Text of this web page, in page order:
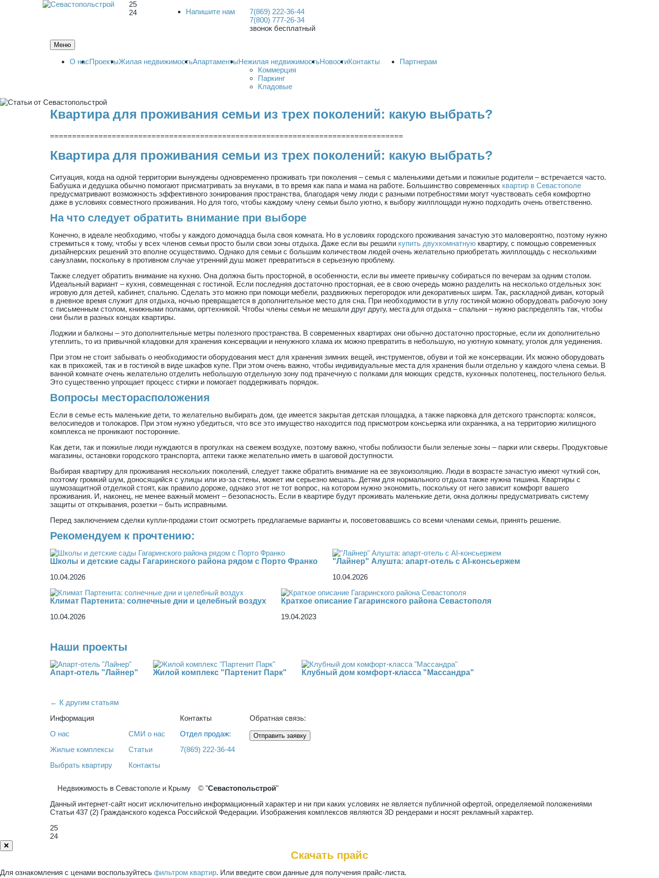
25
24
Напишите нам
7(869) 222-36-44
7(800) 777-26-34
звонок бесплатный
Меню
О насПроектыЖилая недвижимостьАпартаментыНежилая недвижимость
Коммерция
Паркинг
Кладовые
НовостиКонтакты Партнерам
Квартира для проживания семьи из трех поколений: какую выбрать?
================================================================================
Квартира для проживания семьи из трех поколений: какую выбрать?
Ситуация, когда на одной территории вынуждены одновременно проживать три поколения – семья с маленькими детьми и пожилые родители – встречается часто.
Бабушка и дедушка обычно помогают присматривать за внуками, в то время как папа и мама на работе. Большинство современных квартир в Севастополе
предусматривают возможность эффективного зонирования пространства, благодаря чему люди с разными потребностями могут чувствовать себя комфортно
даже в условиях совместного проживания. Но для того, чтобы каждому члену семьи было уютно, к выбору жилплощади нужно подходить очень ответственно.
На что следует обратить внимание при выборе
Конечно, в идеале необходимо, чтобы у каждого домочадца была своя комната. Но в условиях городского проживания зачастую это маловероятно, поэтому нужно
стремиться к тому, чтобы у всех членов семьи просто были свои зоны отдыха. Даже если вы решили купить двухкомнатную квартиру, с помощью современных
дизайнерских решений это вполне осуществимо. Однако для семьи с большим количеством людей очень желательно приобретать жилплощадь с несколькими
санузлами, поскольку в противном случае утренний душ может превратиться в серьезную проблему.
Также следует обратить внимание на кухню. Она должна быть просторной, в особенности, если вы имеете привычку собираться по вечерам за одним столом.
Идеальный вариант – кухня, совмещенная с гостиной. Если последняя достаточно просторная, ее в свою очередь можно разделить на несколько отдельных зон:
игровую для детей, кабинет, спальню. Сделать это можно при помощи мебели, раздвижных перегородок или декоративных ширм. Так, раскладной диван, который
в дневное время служит для отдыха, ночью превращается в дополнительное место для сна. При необходимости в углу гостиной можно оборудовать рабочую зону
с письменным столом, книжными полками, оргтехникой. Чтобы члены семьи не мешали друг другу, места для отдыха – спальни – нужно распределять так, чтобы
они были в разных концах квартиры.
Лоджии и балконы – это дополнительные метры полезного пространства. В современных квартирах они обычно достаточно просторные, если их дополнительно
утеплить, то из привычной кладовки для хранения консервации и ненужного хлама их можно превратить в небольшую, но уютную комнату, уголок для уединения.
При этом не стоит забывать о необходимости оборудования мест для хранения зимних вещей, инструментов, обуви и той же консервации. Их можно оборудовать
как в прихожей, так и в гостиной в виде шкафов купе. При этом очень важно, чтобы индивидуальные места для хранения были отдельно у каждого члена семьи. В
ванной комнате очень желательно отделить небольшую отдельную зону под прачечную с полками для моющих средств, кухонных полотенец, постельного белья.
Это существенно упрощает процесс стирки и помогает поддерживать порядок.
Вопросы месторасположения
Если в семье есть маленькие дети, то желательно выбирать дом, где имеется закрытая детская площадка, а также парковка для детского транспорта: колясок,
велосипедов и толокаров. При этом нужно убедиться, что все это имущество находится под присмотром консьержа или охранника, а на территорию жилищного
комплекса не проникают посторонние.
Как дети, так и пожилые люди нуждаются в прогулках на свежем воздухе, поэтому важно, чтобы поблизости были зеленые зоны – парки или скверы. Продуктовые
магазины, остановки городского транспорта, аптеки также желательно иметь в шаговой доступности.
Выбирая квартиру для проживания нескольких поколений, следует также обратить внимание на ее звукоизоляцию. Люди в возрасте зачастую имеют чуткий сон,
поэтому громкий шум, доносящийся с улицы или из-за стены, может им серьезно мешать. Детям для нормального отдыха также нужна тишина. Квартиры с
шумозащитной отделкой стоят, как правило дороже, однако этот не тот вопрос, на котором нужно экономить, поскольку от него зависит комфорт вашего
проживания. И, наконец, не менее важный момент – безопасность. Если в квартире будут проживать маленькие дети, окна должны предусматривать систему
защиты от открывания, розетки – быть исправными.
Перед заключением сделки купли-продажи стоит осмотреть предлагаемые варианты и, посоветовавшись со всеми членами семьи, принять решение.
Рекомендуем к прочтению:
Школы и детские сады Гагаринского района рядом с Порто Франко
10.04.2026
"Лайнер" Алушта: апарт-отель с AI-консьержем
10.04.2026
Климат Партенита: солнечные дни и целебный воздух
10.04.2026
Краткое описание Гагаринского района Севастополя
19.04.2023
Наши проекты
Апарт-отель "Лайнер" Жилой комплекс "Партенит Парк" Клубный дом комфорт-класса "Массандра"
← К другим статьям
Информация
О нас
Жилые комплексы
Выбрать квартиру
СМИ о нас
Статьи
Контакты
Контакты
Отдел продаж:
7(869) 222-36-44
Обратная связь:
Отправить заявку
© "Севастопольстрой"
Недвижимость в Севастополе и Крыму
Данный интернет-сайт носит исключительно информационный характер и ни при каких условиях не является публичной офертой, определяемой положениями
Статьи 437 (2) Гражданского кодекса Российской Федерации. Изображения комплексов являются 3D рендерами и носят рекламный характер.
25
24
❌
Скачать прайс
Для ознакомления с ценами воспользуйтесь фильтром квартир. Или введите свои данные для получения прайс-листа.